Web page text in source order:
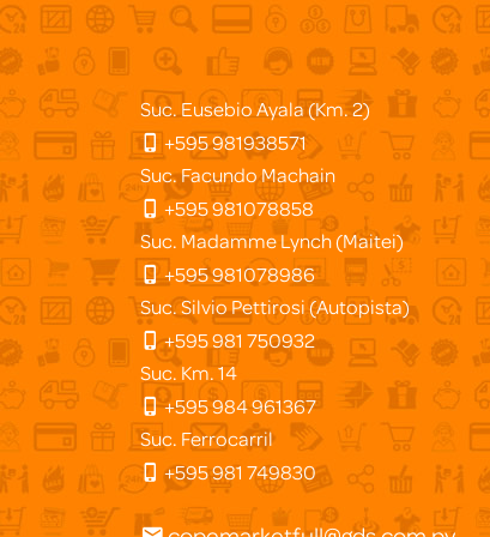
Suc. Eusebio Ayala (Km. 2)
+595 981938571
Suc. Facundo Machain
+595 981078858
Suc. Madamme Lynch (Maitei)
+595 981078986
Suc. Silvio Pettirosi (Autopista)
+595 981 750932
Suc. Km. 14
+595 984 961367
Suc. Ferrocarril
+595 981 749830